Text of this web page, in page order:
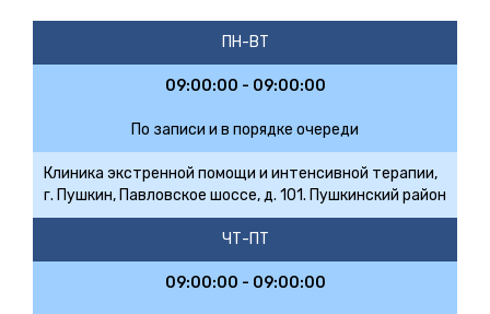
ПН-ВТ
09:00:00 - 09:00:00
По записи и в порядке очереди
Клиника экстренной помощи и интенсивной терапии,
г. Пушкин, Павловское шоссе, д. 101. Пушкинский район
ЧТ-ПТ
09:00:00 - 09:00:00